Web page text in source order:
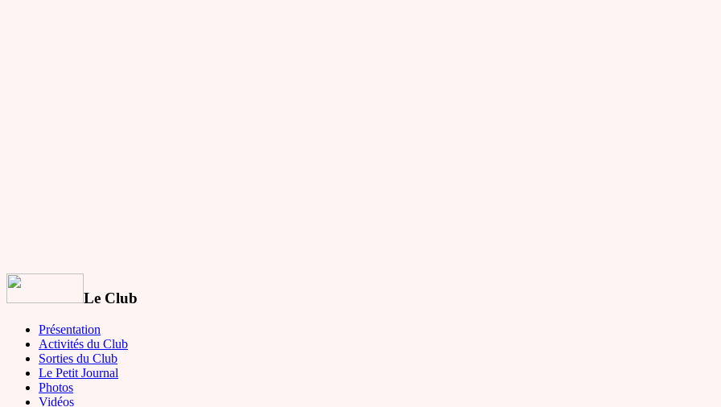
Le Club
Présentation
Activités du Club
Sorties du Club
Le Petit Journal
Photos
Vidéos